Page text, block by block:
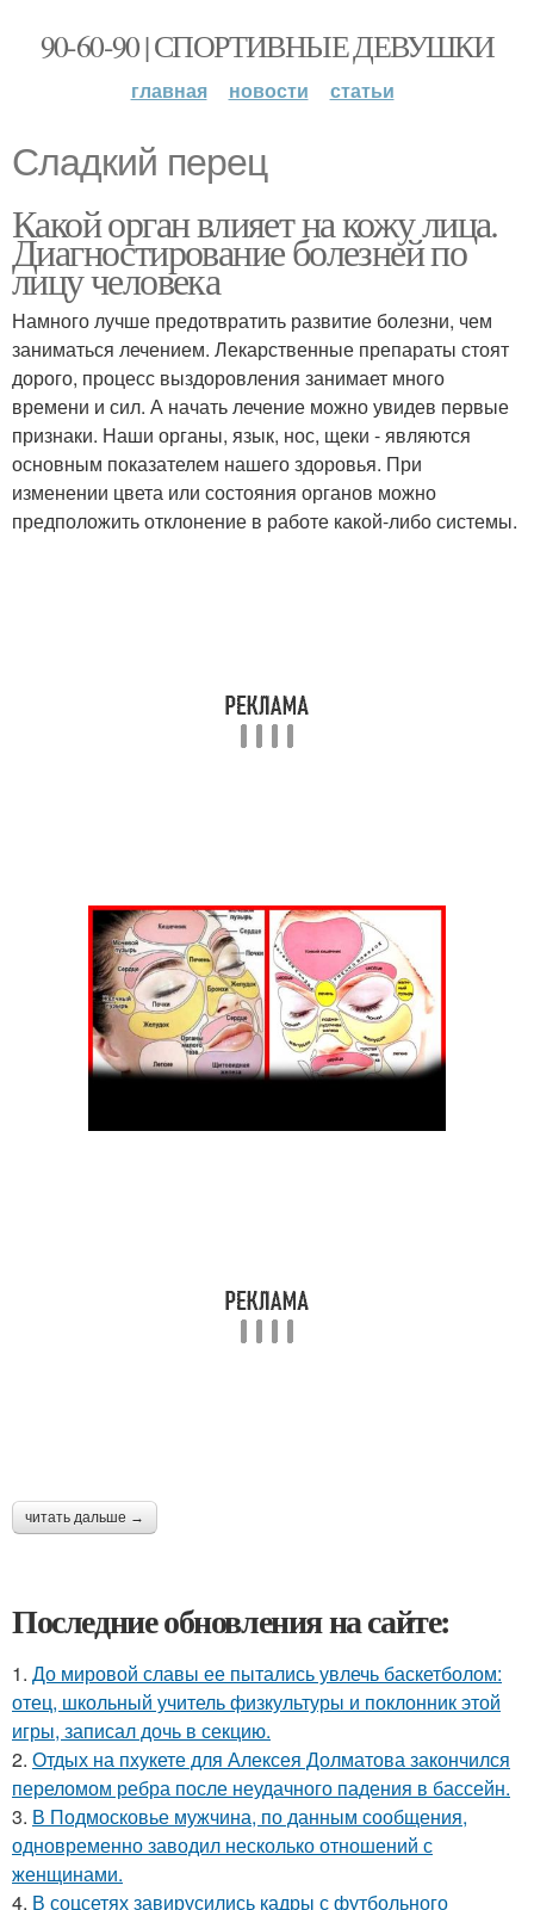
90-60-90 | СПОРТИВНЫЕ ДЕВУШКИ
главная новости статьи
Сладкий перец
Какой орган влияет на кожу лица.
Диагностирование болезней по
лицу человека
Намного лучше предотвратить развитие болезни, чем
заниматься лечением. Лекарственные препараты стоят
дорого, процесс выздоровления занимает много
времени и сил. А начать лечение можно увидев первые
признаки. Наши органы, язык, нос, щеки - являются
основным показателем нашего здоровья. При
изменении цвета или состояния органов можно
предположить отклонение в работе какой-либо системы.
читать дальше →
Последние обновления на сайте:
1. До мировой славы ее пытались увлечь баскетболом:
отец, школьный учитель физкультуры и поклонник этой
игры, записал дочь в секцию.
2. Отдых на пхукете для Алексея Долматова закончился
переломом ребра после неудачного падения в бассейн.
3. В Подмосковье мужчина, по данным сообщения,
одновременно заводил несколько отношений с
женщинами.
4. В соцсетях завирусились кадры с футбольного